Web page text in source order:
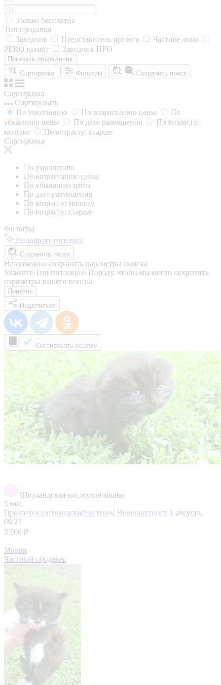
Только бесплатно
Тип продавца
Заводчик
Представитель приюта
Частное лицо
РЕКО приют
Заводчик ПРО
Показать объявления
Сортировка
Фильтры Сохранить поиск
Сортировка
Сортировать
По умолчанию
По возрастанию цены
По
убыванию цены
По дате размещения
По возрасту:
моложе
По возрасту: старше
Сортировка
По умолчанию
По возрастанию цены
По убыванию цены
По дате размещения
По возрасту: моложе
По возрасту: старше
Фильтры
Подобрать питомца
Сохранить поиск
Невозможно сохранить параметры поиска
Укажите Тип питомца и Породу, чтобы мы могли сохранить
параметры вашего поиска
Понятно
Поделиться
Скопировать ссылку
Шотландская вислоухая кошка
3 мес.
Продается шотландский котенок Новошахтинск 1 августа,
09:27
3 500 ₽
Мария
Частный продавец